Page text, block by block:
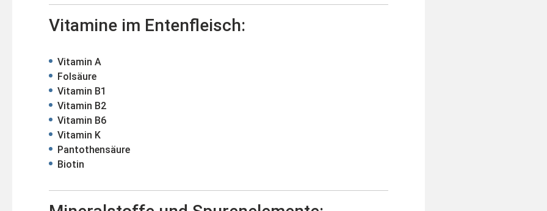
Vitamine im Entenfleisch:
Vitamin A
Folsäure
Vitamin B1
Vitamin B2
Vitamin B6
Vitamin K
Pantothensäure
Biotin